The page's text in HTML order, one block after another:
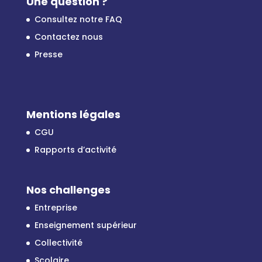
Consultez notre FAQ
Contactez nous
Presse
Mentions légales
CGU
Rapports d’activité
Nos challenges
Entreprise
Enseignement supérieur
Collectivité